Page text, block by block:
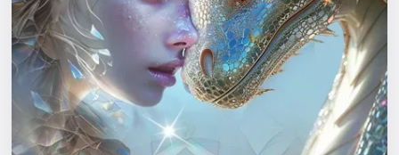
Города
Площадки
Артисты